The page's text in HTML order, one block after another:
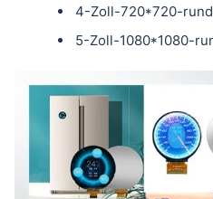
4-Zoll-720*720-
5-Zoll-1080*1080-